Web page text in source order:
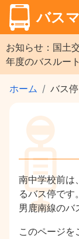
バス
お知らせ：国土
年度のバスルー
ホーム バス停
南中学校前は
るバス停です。
男鹿南線のバ
このページを